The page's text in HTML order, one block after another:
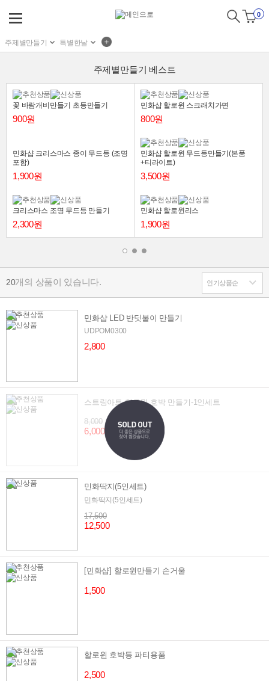
0
주제별만들기 특별한날
주제별만들기 베스트
꽃 바람개비만들기 초등만들기
900원
민화샵 할로윈 스크래치가면
800원
민화샵 크리스마스 종이 무드등 (조명
포함)
1,900원
민화샵 할로윈 무드등만들기(본품
+티라이트)
3,500원
크리스마스 조명 무드등 만들기
2,300원
민화샵 할로윈리스
1,900원
20개의 상품이 있습니다.
민화샵 LED 반딧불이 만들기
UDPOM0300
2,800
스트링아트 할로윈 호박 만들기-1인세트
8,000
6,000
민화딱지(5인세트)
민화딱지(5인세트)
17,500
12,500
[민화샵] 할로윈만들기 손거울
1,500
할로윈 호박등 파티용품
2,500